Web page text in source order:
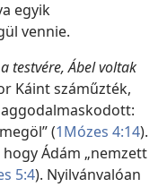
egyik
vennie.
testvére, Ábel voltak
Káint száműzték,
(1Mózes 4:14).
Ádám „nemzett
5:4). Nyilvánvalóan